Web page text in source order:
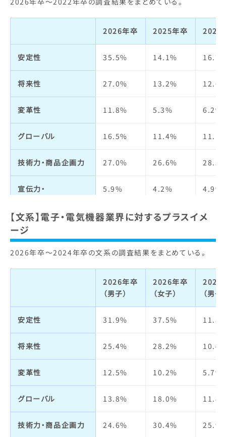
2026年卒 2025年卒 2024
安定性 35.5% 14.1%
将来性 27.0% 13.2%
変革性 11.8% 5.3% 6.2%
グローバル 16.5% 11.4%
技術力・商品企画力 27.0% 26.6%
宣伝力・
5.9% 4.2% 4.9%
ビジネスモデル
経営者 2.5% 1.7% 1.7%
11.8% 14.1%
社会全体への影響力 16.3% 21.3%
人の役に立つ 15.9% 26.7%
実力主義・能力主義 3.0% 4.9% 5.0%
仕事の魅力 3.5% 6.2% 5.1%
自己成長 3.7% 3.9% 3.5%
【文系】電子・電気機器業界に対するプラスイメ
ージ
2026年卒～2024年卒の文系の調査結果をまとめている。
2026年卒
（男子）
2026年卒
（女子）
2025
（男子
安定性 31.9% 37.5%
将来性 25.4% 28.2%
変革性 12.5% 10.2% 5.7%
グローバル 13.8% 18.0%
技術力・商品企画力 24.6% 30.4%